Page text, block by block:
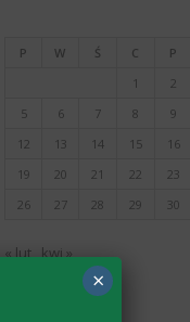
P W Ś C P
1
2
5
6 7 8 9
12
13 14 15 16
19
20 21 22 23
26
27 28 29 30
« lut kwi »
×